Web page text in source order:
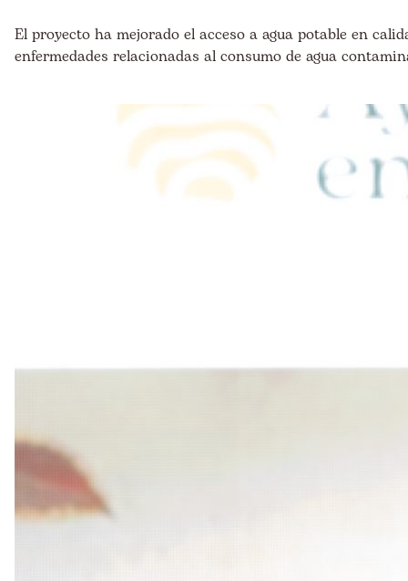
El proyecto ha mejorado el acceso a agua potable en
enfermedades relacionadas al consumo de agua